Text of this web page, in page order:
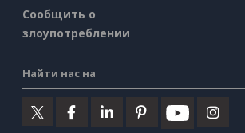
Сообщить о
злоупотреблении
Найти нас на